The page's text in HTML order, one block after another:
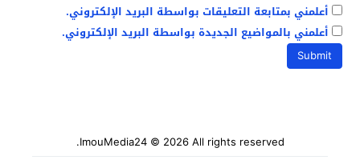
أعلمني بمتابعة التعليقات بواسطة البريد الإلكتروني.
أعلمني بالمواضيع الجديدة بواسطة البريد الإلكتروني.
ImouMedia24© 2026 All rights reserved.